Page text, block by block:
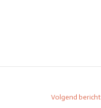
Volgend bericht